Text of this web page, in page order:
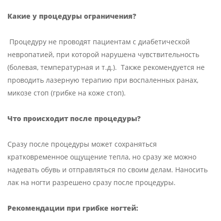
Какие у процедуры ограничения?
Процедуру не проводят пациентам с диабетической
невропатией, при которой нарушена чувствительность
(болевая, температурная и т.д.). Также рекомендуется не
проводить лазерную терапию при воспаленных ранах,
микозе стоп (грибке на коже стоп).
Что происходит после процедуры?
Сразу после процедуры может сохраняться
кратковременное ощущение тепла, но сразу же можно
надевать обувь и отправляться по своим делам. Наносить
лак на ногти разрешено сразу после процедуры.
Рекомендации при грибке ногтей: